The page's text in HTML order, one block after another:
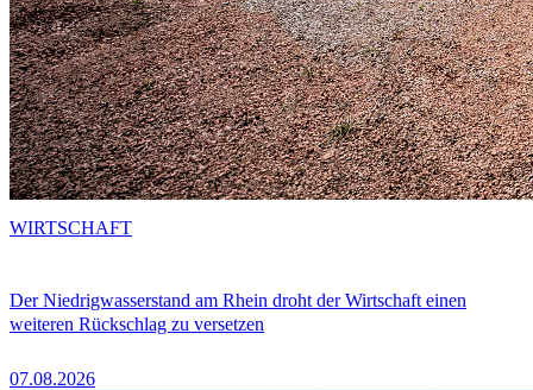
Der Niedrigwasserstand am Rhein droht der Wirtschaft einen
weiteren Rückschlag zu versetzen
07.08.2026
WIRTSCHAFT